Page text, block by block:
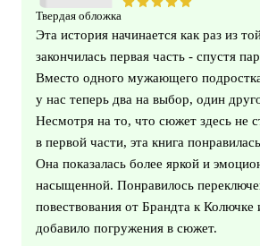
Твердая обложка
Эта история начинается как раз из
закончилась первая часть - спустя
Вместо одного мужающего
у нас теперь два на выбор, один
Несмотря на то, что сюжет здесь не
в первой части, эта книга
Она показалась более яркой и
насыщенной. Понравилось
повествования от Брандта к Колючке
добавило погружения в сюжет.